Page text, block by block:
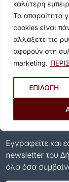
καλύτερη
Τα απαραίτητα
cookies είναι
αλλάξετε τις
αφορούν στη
marketing.
ΕΠΙΛΟΓΗ
Τηλ. Κέντρο:
Email:
Όροι Χρήσης
Όροι Χρήσης
Πολιτική
Πολιτική για
παρακολούθησης
Δήλωση
Εγγραφείτε και
newsletter του
όλα όσα